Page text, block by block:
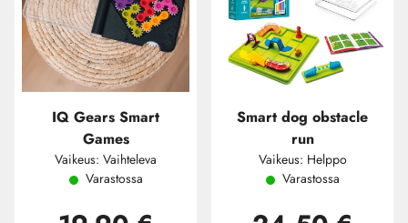
IQ Gears Smart
Games
Vaikeus: Vaihteleva
Varastossa
Smart dog obstacle
run
Vaikeus: Helppo
Varastossa